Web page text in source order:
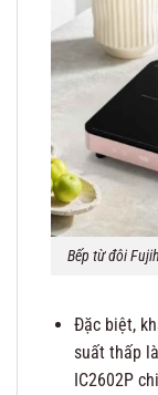
Bếp từ đôi
Đặc biệt,
suất thấp
IC2602P